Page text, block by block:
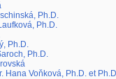
Ph.D.
Ph.D.
Ph.D.
Ph.D.
Hana Voňková, Ph.D. et